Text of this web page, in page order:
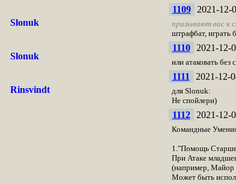
Slonuk
1109 2021-12-
призывают вас к
штрафбат, играть
Slonuk
1110 2021-12-
или атаковать без
Rinsvindt
1111 2021-12-
для Slonuk:
Не спойлери)
1112 2021-12-
Командные
1."Помощь
При Атаке
(например, Майор
Может быть